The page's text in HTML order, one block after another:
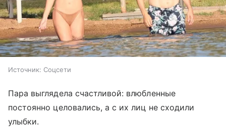
Источник: Соцсети
Пара выглядела счастливой: влюбленные
постоянно целовались, а с их лиц не сходили
улыбки.